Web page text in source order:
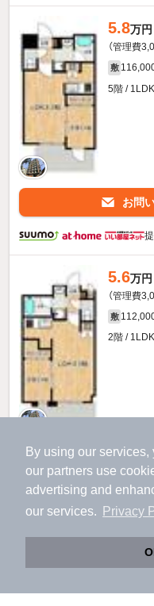
By using our
our partners use
advertising and
our services.
Privacy
アプリに切り替え
会員登録なしですぐ
5.8万円
（管理費
敷
5階 /
お問
5.6万円
（管理費
敷
2階 /
お問
（管理費
敷